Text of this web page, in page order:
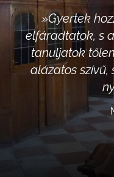
»Gyertek
elfáradtatok, s
tanuljatok
alázatos